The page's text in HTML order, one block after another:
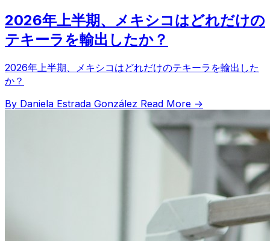
2026年上半期、メキシコはどれだけの
テキーラを輸出したか？
2026年上半期、メキシコはどれだけのテキーラを輸出した
か？
By Daniela Estrada González Read More →